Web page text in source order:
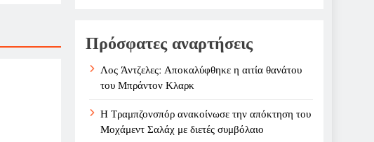
Τζαμτζή, πρόκριση για τη Ρούσσου
Πρόσφατες αναρτήσεις
Λος Άντζελες: Αποκαλύφθηκε η αιτία θανάτου
του Μπράντον Κλαρκ
Η Τραμπζονσπόρ ανακοίνωσε την απόκτηση του
Μοχάμεντ Σαλάχ με διετές συμβόλαιο